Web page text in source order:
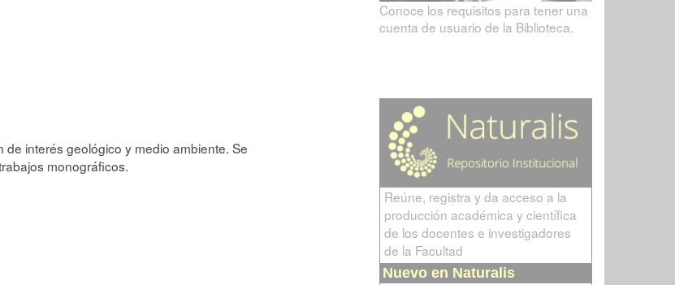
interés geológico y medio ambiente. Se
monográficos.
Conoce los requisitos para tener una
cuenta de usuario de la Biblioteca.
Reúne, registra y da acceso a la
producción académica y científica
de los docentes e investigadores
de la Facultad
Nuevo en Naturalis